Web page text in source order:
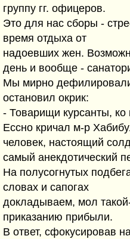
группу гг. офицеров.
Это для нас сборы -
время отдыха от
надоевших жен.
день и вообще -
Мы мирно
остановил окрик:
- Товарищи курсанты, ко
Ессно кричал м-р
человек, настоящий
самый анекдотический
На полусогнутых
словах и сапогах
докладываем, мол
приказанию прибыли.
В ответ, сфокусировав